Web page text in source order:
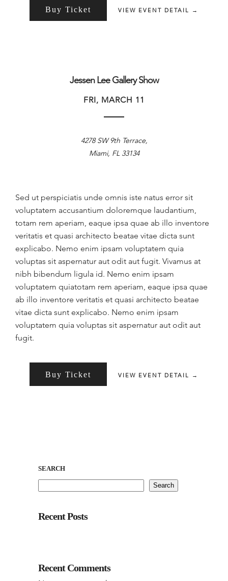
Buy Ticket VIEW EVENT DETAIL →
Jessen Lee Gallery Show
FRI, MARCH 11
4278 SW 9th Terrace,
Miami, FL 33134
Sed ut perspiciatis unde omnis iste natus error sit
voluptatem accusantium doloremque laudantium,
totam rem aperiam, eaque ipsa quae ab illo inventore
veritatis et quasi architecto beatae vitae dicta sunt
explicabo. Nemo enim ipsam voluptatem quia
voluptas sit aspernatur aut odit aut fugit. Vivamus at
nibh bibendum ligula id. Nemo enim ipsam
voluptatem quiatotam rem aperiam, eaque ipsa quae
ab illo inventore veritatis et quasi architecto beatae
vitae dicta sunt explicabo. Nemo enim ipsam
voluptatem quia voluptas sit aspernatur aut odit aut
fugit.
Buy Ticket VIEW EVENT DETAIL →
SEARCH
Search
Recent Posts
Recent Comments